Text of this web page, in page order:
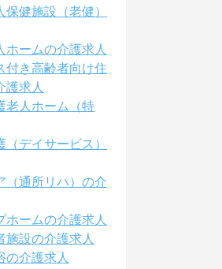
健施設（老健）
ホームの介護求人
付き高齢者向け住
護求人
老人ホーム（特
デイサービス）
（通所リハ）の介
ホームの介護求人
施設の介護求人
の介護求人